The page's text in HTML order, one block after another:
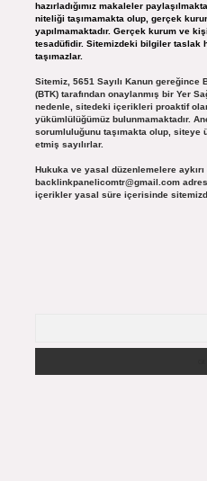
hazırladığımız makaleler
niteliği taşımamakta olup, gerçek
yapılmamaktadır. Gerçek kurum ve
tesadüfidir. Sitemizdeki bilgiler taslak
taşımazlar.
Sitemiz, 5651 Sayılı Kanun
(BTK) tarafından onaylanmış bir Yer
nedenle, sitedeki içerikleri proaktif
yükümlülüğümüz bulunmamaktadır.
sorumluluğunu taşımakta olup, siteye
etmiş sayılırlar.
Hukuka ve yasal düzenlemelere
backlinkpanelicomtr@gmail.com
içerikler yasal süre içerisinde